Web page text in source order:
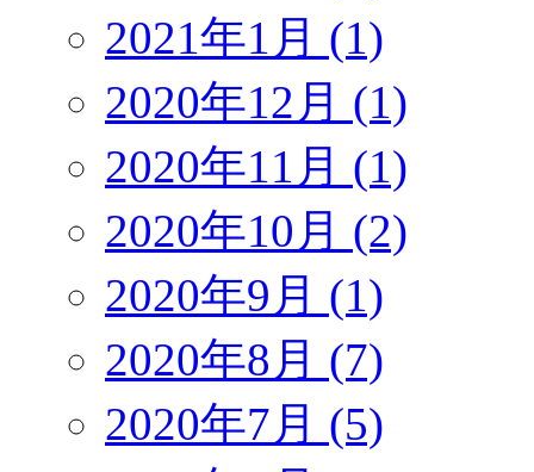
2021年1月 (1)
2020年12月 (1)
2020年11月 (1)
2020年10月 (2)
2020年9月 (1)
2020年8月 (7)
2020年7月 (5)